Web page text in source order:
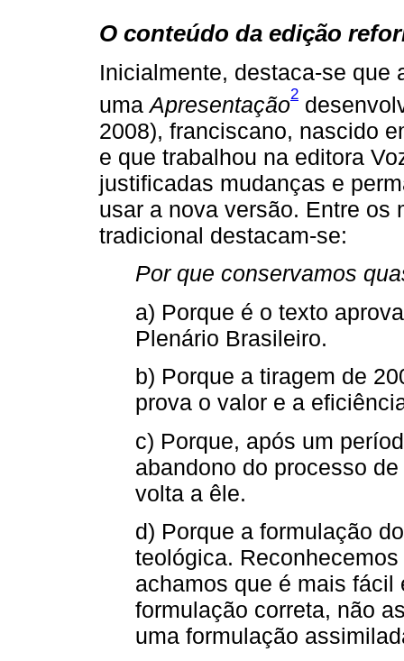
O conteúdo da edição
Inicialmente, destaca-se que
uma Apresentação2
2008), franciscano, nascido
e que trabalhou na editora
justificadas mudanças e
usar a nova versão. Entre os
tradicional destacam-se:
Por que conservamos
a) Porque é o texto
Plenário Brasileiro.
b) Porque a tiragem de
prova o valor e a
c) Porque, após um
abandono do processo
volta a êle.
d) Porque a formulação
teológica.
achamos que é mais fácil
formulação correta, não
uma formulação